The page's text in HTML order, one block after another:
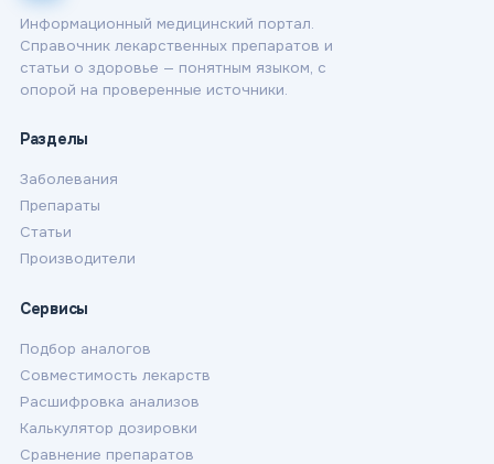
Информационный медицинский портал.
Справочник лекарственных препаратов и
статьи о здоровье — понятным языком, с
опорой на проверенные источники.
Разделы
Заболевания
Препараты
Статьи
Производители
Сервисы
Подбор аналогов
Совместимость лекарств
Расшифровка анализов
Калькулятор дозировки
Сравнение препаратов